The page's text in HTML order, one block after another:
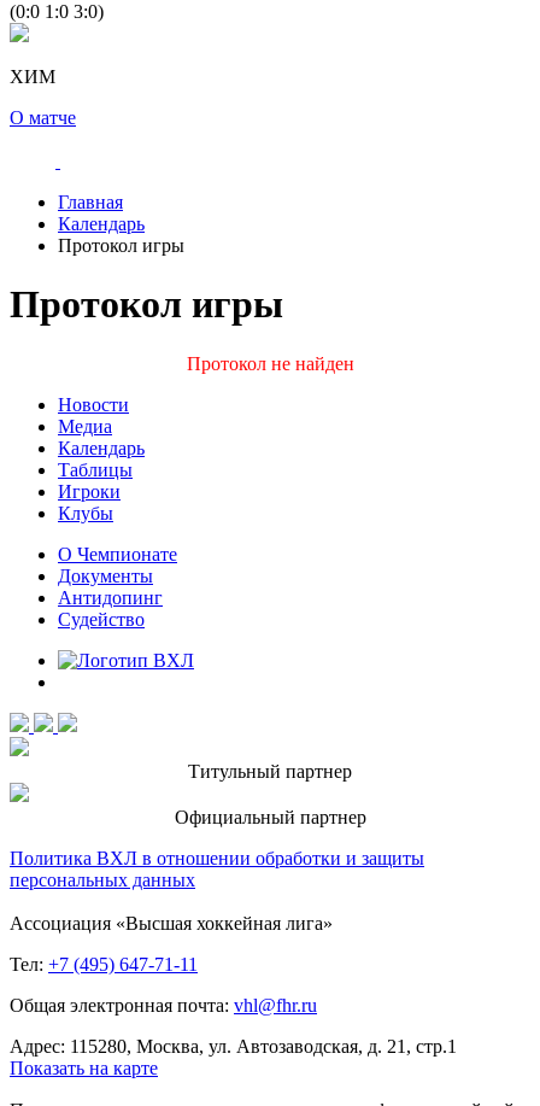
(0:0 1:0 3:0)
ХИМ
О матче
Главная
Календарь
Протокол игры
Протокол игры
Протокол не найден
Новости
Медиа
Календарь
Таблицы
Игроки
Клубы
О Чемпионате
Документы
Антидопинг
Судейство
Титульный партнер
Официальный партнер
Политика ВХЛ в отношении обработки и защиты
персональных данных
Ассоциация «Высшая хоккейная лига»
Тел: +7 (495) 647-71-11
Общая электронная почта: vhl@fhr.ru
Адрес: 115280, Москва, ул. Автозаводская, д. 21, стр.1
Показать на карте